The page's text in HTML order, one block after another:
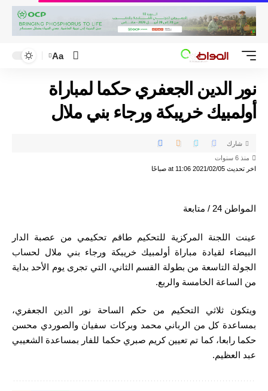
Aa
نور الدين الجعفري حكما لمباراة
أولمبيك خريبكة ورجاء بني ملال
اخر تحديث 2021/02/05 at 11:06 صباحًا
منذ 6 سنوات
شارك
المواطن 24 / متابعة
عينت اللجنة المركزية للتحكيم طاقم تحكيمي من عصبة الدار
البيضاء لقيادة مباراة أولمبيك خريبكة ورجاء بني ملال لحساب
الجولة التاسعة من بطولة القسم الثاني، التي تجرى يوم الأحد بداية
من الساعة الخامسة والربع.
ويتكون ثلاثي التحكيم من حكم الساحة نور الدين الجعفري،
بمساعدة كل من الرباني محمد وبركات سفيان والصوردي محسن
حكما رابعا، كما تم تعيين كريم صبري حكما للفار بمساعدة الشعيبي
عبد العظيم.